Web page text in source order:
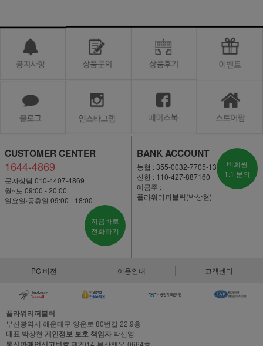
CUSTOMER CENTER
1644-4869
문자상담 010-4407-4869
월~토 09:00 - 20:00
일요일·공휴일 09:00 - 18:00
지금바로
전화하기
BANK ACCOUNT
농협 : 355-0032-7705-13
신한 : 110-427-887160
예금주 :
플라워리퍼블릭(박상현)
비회원
1:1 문의
PC 버전 이용안내 고객센터
플라워리퍼블릭
부산광역시 해운대구 양운로 80번길 22,9층
대표 박상현 개인정보 보호 책임자 박신영
제2014-부산해운-0664호